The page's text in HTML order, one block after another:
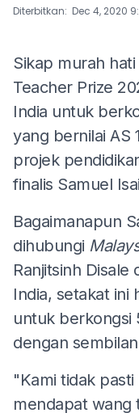
Diterbitkan: Dec 4, 2020
Sikap murah
Teacher Prize
India untuk
yang bernilai AS
projek
finalis Samuel
Bagaimanapun
dihubungi
Ranjitsinh
India, setakat ini
untuk berkongsi
dengan
"Kami tidak
mendapat wang